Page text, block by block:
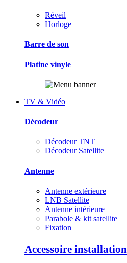
Réveil
Horloge
Barre de son
Platine vinyle
TV & Vidéo
Décodeur
Décodeur TNT
Décodeur Satellite
Antenne
Antenne extérieure
LNB Satellite
Antenne intérieure
Parabole & kit satellite
Fixation
Accessoire installation